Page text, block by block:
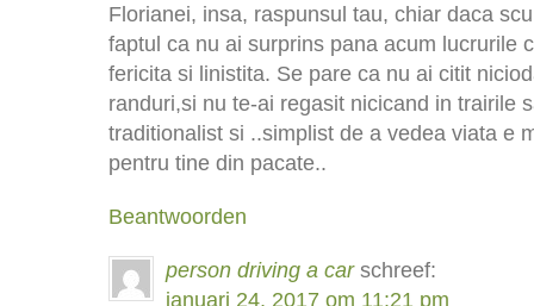
Florianei, insa, raspunsul tau, chiar daca
faptul ca nu ai surprins pana acum lucrurile
fericita si linistita. Se pare ca nu ai citit
randuri,si nu te-ai regasit nicicand in trairile
traditionalist si ..simplist de a vedea viata e
pentru tine din pacate..
Beantwoorden
person driving a car schreef:
januari 24, 2017 om 11:21 pm